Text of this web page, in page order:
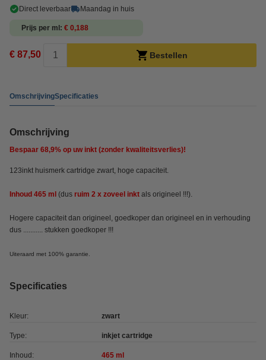
Direct leverbaar
Maandag in huis
Prijs per ml € 0,188
€ 87,50 Bestellen
OmschrijvingSpecificaties
Omschrijving
Bespaar 68,9% op uw inkt (zonder kwaliteitsverlies)!
123inkt huismerk cartridge zwart, hoge capaciteit.
Inhoud 465 ml (dus ruim 2 x zoveel inkt als origineel !!!).
Hogere capaciteit dan origineel, goedkoper dan origineel en in verhouding
dus ........... stukken goedkoper !!!
Uiteraard met 100% garantie.
Specificaties
Kleur: zwart
Type: inkjet cartridge
Inhoud: 465 ml